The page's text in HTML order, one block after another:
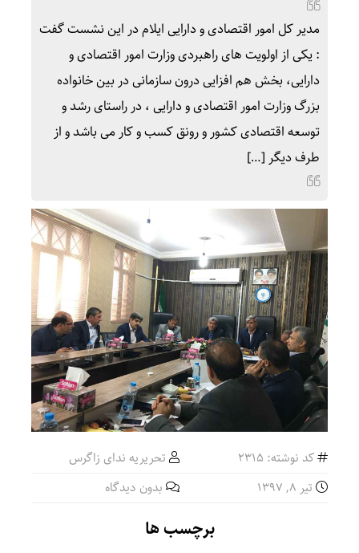
مدیر کل امور اقتصادی و دارایی ایلام در این نشست گفت
: یکی از اولویت های راهبردی وزارت امور اقتصادی و
دارایی، بخش هم افزایی درون سازمانی در بین خانواده
بزرگ وزارت امور اقتصادی و دارایی ، در راستای رشد و
توسعه اقتصادی کشور و رونق کسب و کار می باشد و از
طرف دیگر […]
کد نوشته: 2315
تحریریه ندای زاگرس
تیر ۸, ۱۳۹۷
بدون دیدگاه
برچسب ها